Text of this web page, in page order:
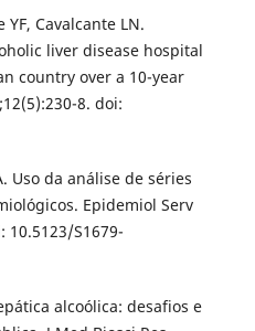
YF, Cavalcante LN.
liver disease hospital
country over a 10-year
8. doi:
Uso da análise de séries
Epidemiol Serv
10.5123/S1679-
alcoólica: desafios e